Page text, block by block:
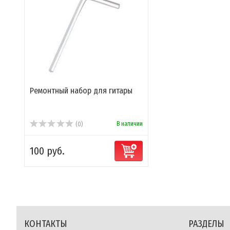
Ремонтный набор для гитары
(0) В наличии
100 руб.
КОНТАКТЫ РАЗДЕЛЫ